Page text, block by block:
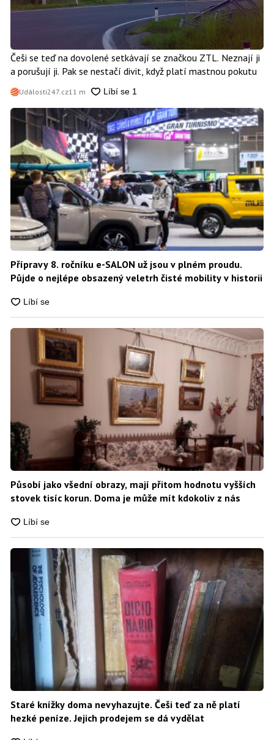
Češi se teď na dovolené setkávají se značkou ZTL. Neznají ji
a porušují ji. Pak se nestačí divit, když platí mastnou pokutu
Události247.cz11 m
Přípravy 8. ročníku e-SALON už jsou v plném proudu.
Půjde o nejlépe obsazený veletrh čisté mobility v historii
Působí jako všední obrazy, mají přitom hodnotu vyšších
stovek tisíc korun. Doma je může mít kdokoliv z nás
Staré knížky doma nevyhazujte. Češi teď za ně platí
hezké peníze. Jejich prodejem se dá vydělat